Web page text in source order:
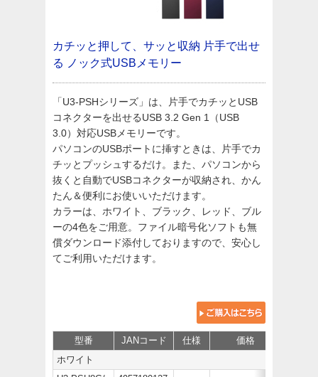
カチッと押して、サッと収納 片手で出せ
る ノック式USBメモリー
「U3-PSHシリーズ」は、片手でカチッとUSB
コネクターを出せるUSB 3.2 Gen 1（USB
3.0）対応USBメモリーです。
パソコンのUSBポートに挿すときは、片手でカ
チッとプッシュするだけ。また、パソコンから
抜くと自動でUSBコネクターが収納され、かん
たん＆便利にお使いいただけます。
カラーは、ホワイト、ブラック、レッド、ブル
ーの4色をご用意。ファイル暗号化ソフトも無
償ダウンロード添付しておりますので、安心し
てご利用いただけます。
型番 JANコード 仕様 価格
ホワイト